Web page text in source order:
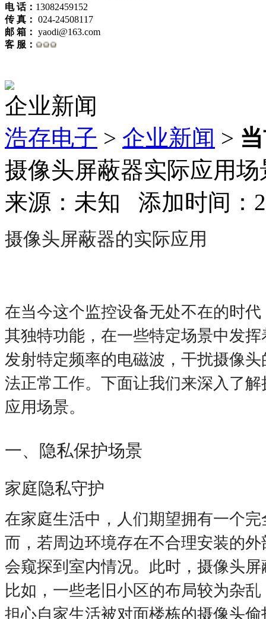
电 话： 13082459152
传 真： 024-24508117
邮 箱： yaodi@163.com
客 服：
企业新闻
浩存电子 > 企业新闻 >
摄像头屏蔽器实际应用场
来源：未知 添加时间：
摄像头屏蔽器的实际应用
在当今这个监控设备无处不在的时
其独特功能，在一些特定场景中发
发射特定频率的电磁波，干扰摄像
法正常工作。下面让我们来深入了
应用场景。
一、隐私保护场景
家庭隐私守护
在家庭生活中，人们期望拥有一个
而，若周边环境存在不合理安装的
会窥探到室内情况。此时，摄像头
比如，一些老旧小区的布局较为杂
担心自家生活被对面楼栋的摄像头